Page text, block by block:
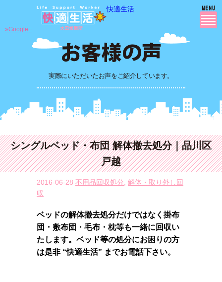
快適生活
実際にいただいたお声をご紹介しています。
»Google+
シングルベッド・布団 解体撤去処分｜品川区
戸越
2016-06-28 不用品回収処分 解体・取り外し回
収
ベッドの解体撤去処分だけではなく掛布
団・敷布団・毛布・枕等も一緒に回収い
たします。ベッド等の処分にお困りの方
は是非 “快適生活” までお電話下さい。